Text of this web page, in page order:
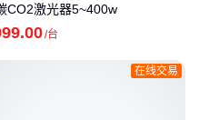
CO2激光器5~400w
.00/台
在线交易